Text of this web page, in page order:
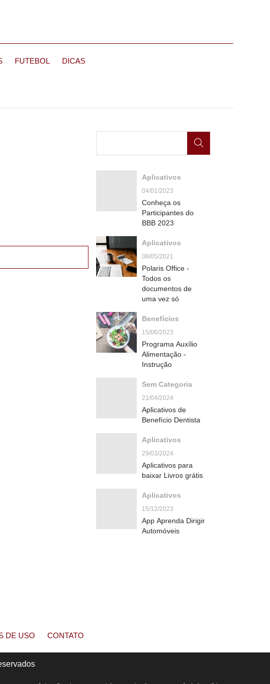
FUTEBOL DICAS
Aplicativos
04/01/2023
Conheça os
Participantes do
BBB 2023
Aplicativos
08/05/2021
Polaris Office -
Todos os
documentos de
uma vez só
Benefícios
15/06/2023
Programa Auxílio
Alimentação -
Instrução
Sem Categoria
21/04/2024
Aplicativos de
Benefício Dentista
Aplicativos
29/03/2024
Aplicativos para
baixar Livros grátis
Aplicativos
15/12/2023
App Aprenda Dirigir
Automóveis
DE USO CONTATO